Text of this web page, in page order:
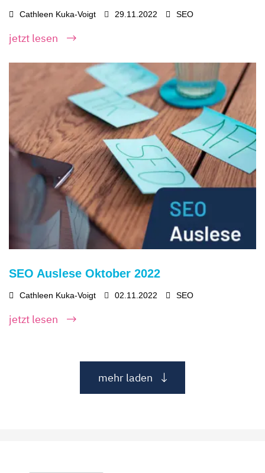
Cathleen Kuka-Voigt 29.11.2022 SEO
jetzt lesen
SEO Auslese Oktober 2022
Cathleen Kuka-Voigt 02.11.2022 SEO
jetzt lesen
mehr laden